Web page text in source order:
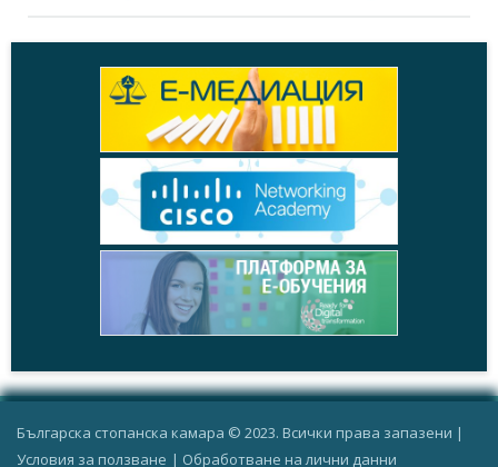
Българска стопанска камара © 2023. Всички права запазени |
Условия за ползване | Oбработване на лични данни